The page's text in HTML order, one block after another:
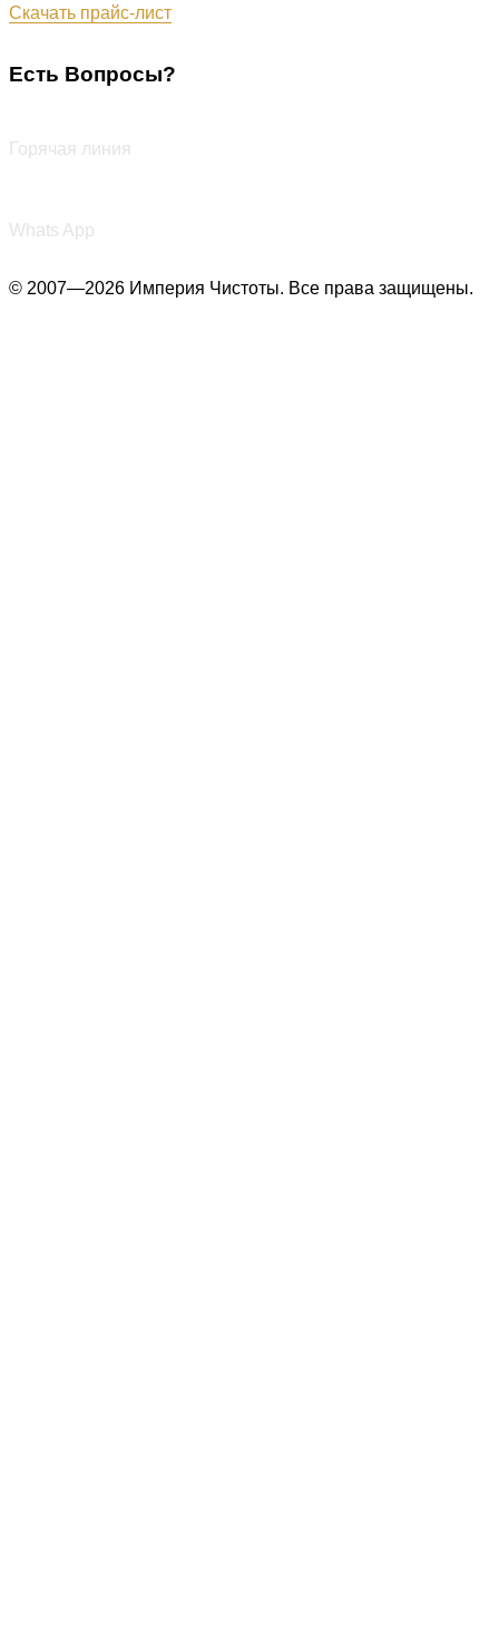
Скачать прайс-лист
Есть Вопросы?
Горячая линия
Whats App
© 2007—2026 Империя Чистоты. Все права защищены.